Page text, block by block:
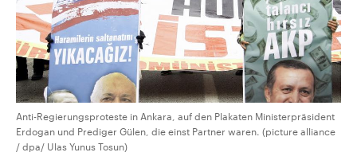
Anti-Regierungsproteste in Ankara, auf den Plakaten Ministerpräsident
Erdogan und Prediger Gülen, die einst Partner waren. (picture alliance
/ dpa/ Ulas Yunus Tosun)